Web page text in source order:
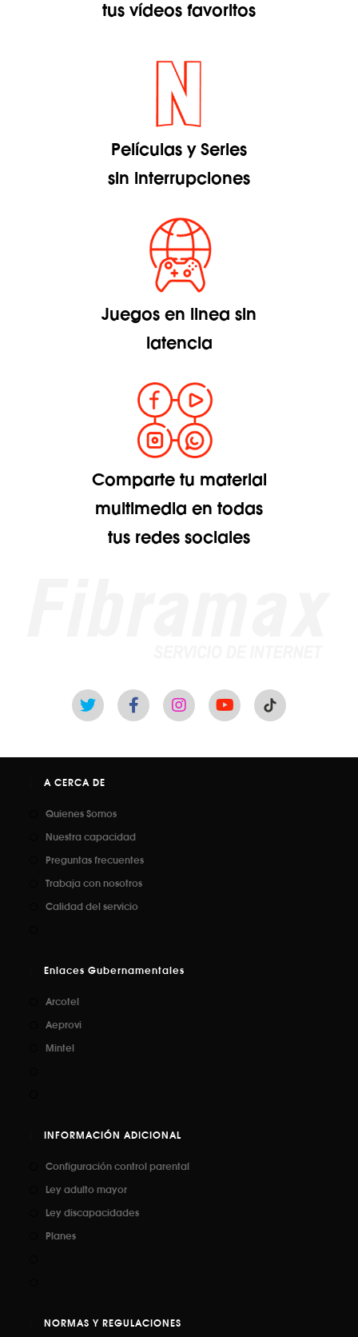
tus vídeos favoritos
Películas y Series
sin interrupciones
Juegos en linea sin
latencia
Comparte tu material
multimedia en todas
tus redes sociales
A CERCA DE
Quienes Somos
Nuestra capacidad
Preguntas frecuentes
Trabaja con nosotros
Calidad del servicio
Enlaces Gubernamentales
Arcotel
Aeprovi
Mintel
INFORMACIÓN ADICIONAL
Configuración control parental
Ley adulto mayor
Ley discapacidades
Planes
NORMAS Y REGULACIONES